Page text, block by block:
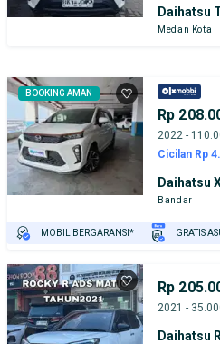
Daihatsu
Medan Kota
BOOKING AMAN
Rp
2022 -
Cicilan Rp
Daihatsu
Bandar
MOBIL BERGARANSI* GRATIS
Rp
2021 -
Daihatsu